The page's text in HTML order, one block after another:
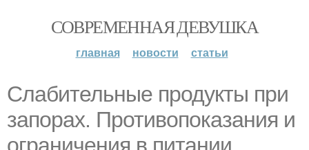
СОВРЕМЕННАЯ ДЕВУШКА
главная новости статьи
Слабительные продукты при
запорах. Противопоказания и